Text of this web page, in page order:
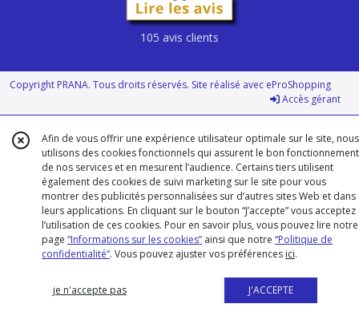
105 avis clients
Copyright PRANA. Tous droits réservés. Site réalisé avec eProShopping
Accès gérant
Afin de vous offrir une expérience utilisateur optimale sur le site, nous
utilisons des cookies fonctionnels qui assurent le bon fonctionnement
de nos services et en mesurent l’audience. Certains tiers utilisent
également des cookies de suivi marketing sur le site pour vous
montrer des publicités personnalisées sur d’autres sites Web et dans
leurs applications. En cliquant sur le bouton “J’accepte” vous acceptez
l’utilisation de ces cookies. Pour en savoir plus, vous pouvez lire notre
page “Informations sur les cookies” ainsi que notre “Politique de
confidentialité“. Vous pouvez ajuster vos préférences ici.
je n'accepte pas J'ACCEPTE